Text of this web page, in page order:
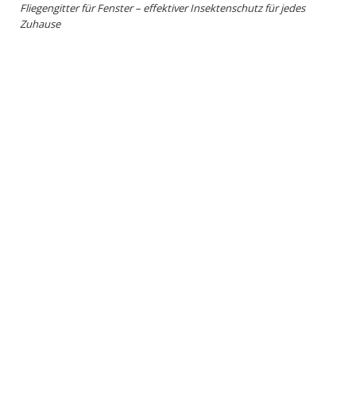
Fliegengitter für Fenster – effektiver Insektenschutz für jedes
Zuhause